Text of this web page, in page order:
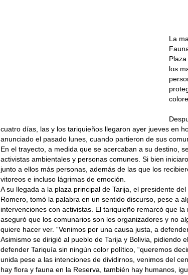
La
los
cuatro días, las y los tariquieños llegaron ayer jueves en
anunciado el pasado lunes, cuando partieron de sus
En el trayecto, a medida que se acercaban a su destino,
activistas ambientales y personas comunes. Si bien
junto a ellos más personas, además de las que los
vitoreos e incluso lágrimas de emoción.
A su llegada a la plaza principal de Tarija, el presidente
Romero, tomó la palabra en un sentido discurso, pese a
intervenciones con activistas. El tariquieño remarcó que
aseguró que los comunarios son los organizadores y no
quiere hacer ver. “Venimos por una causa justa, a
Asimismo se dirigió al pueblo de Tarija y Bolivia, pidiendo
defender Tariquía sin ningún color político, “queremos
unida pese a las intenciones de dividirnos, venimos del
hay flora y fauna en la Reserva, también hay humanos,